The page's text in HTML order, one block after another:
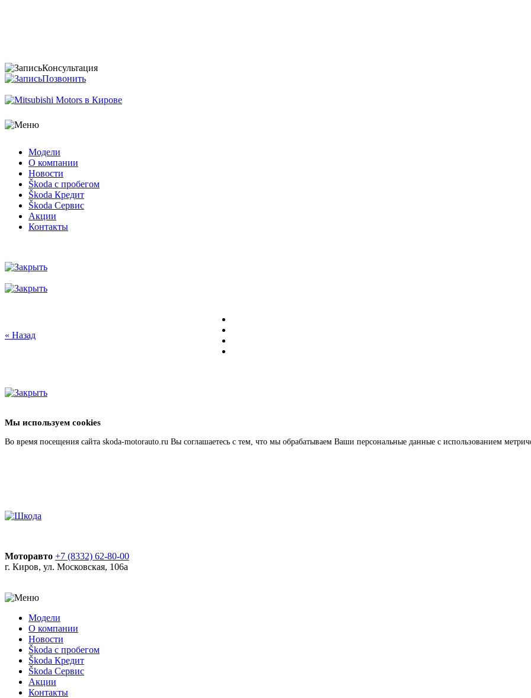
Консультация
Позвонить
Модели
О компании
Новости
Škoda с пробегом
Škoda Кредит
Škoda Сервис
Акции
Контакты
« Назад
Мы используем cookies
Во время посещения сайта skoda-motorauto.ru Вы соглашаетесь с тем, что мы обрабатываем Ваши персональные данные с использованием
Моторавто +7 (8332) 62-80-00
г. Киров, ул. Московская, 106а
Модели
О компании
Новости
Škoda с пробегом
Škoda Кредит
Škoda Сервис
Акции
Контакты